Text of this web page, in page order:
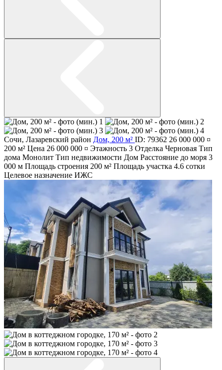
Сочи, Лазаревский район Дом, 200 м² ID: 79362 26 000 000 ¤
200 м² Цена 26 000 000 ¤ Этажность 3 Отделка Черновая Тип
дома Монолит Тип недвижимости Дом Расстояние до моря 3
000 м Площадь строения 200 м² Площадь участка 4.6 сотки
Целевое назначение ИЖС